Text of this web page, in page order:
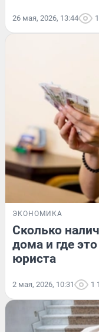
26 мая, 2026, 13:44
ЭКОНОМИКА
Сколько
дома и где
юриста
2 мая, 2026, 10:31 1